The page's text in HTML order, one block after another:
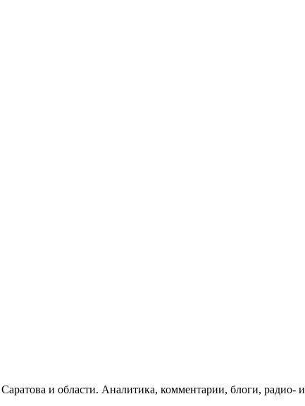
и области. Аналитика, комментарии, блоги, радио- и